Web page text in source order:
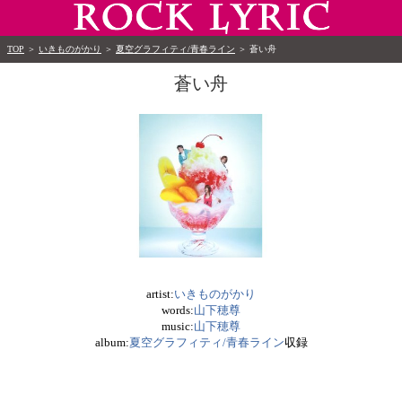
TOP ＞ いきものがかり ＞ 夏空グラフィティ/青春ライン ＞ 蒼い舟
蒼い舟
artist:いきものがかり
words:山下穂尊
music:山下穂尊
album:夏空グラフィティ/青春ライン収録